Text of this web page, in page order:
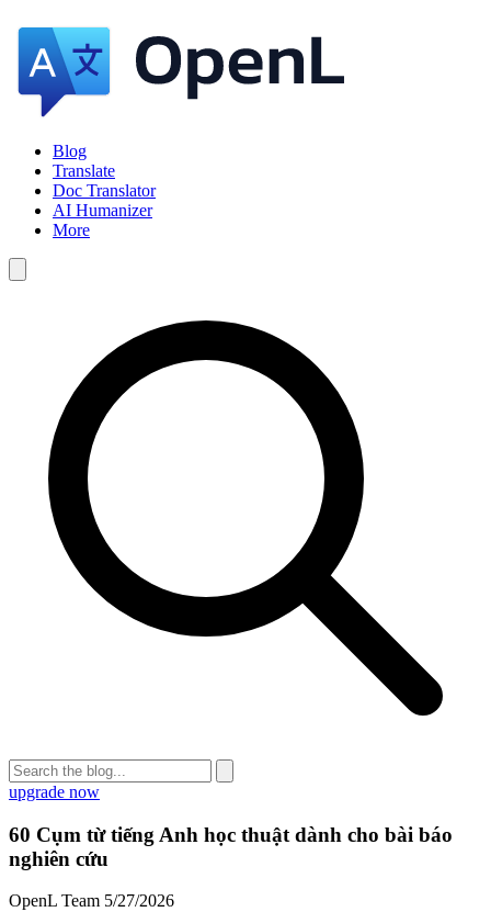
Blog
Translate
Doc Translator
AI Humanizer
More
upgrade now
60 Cụm từ tiếng Anh học thuật dành cho bài báo
nghiên cứu
OpenL Team 5/27/2026